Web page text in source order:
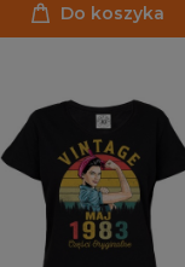
Do koszyka